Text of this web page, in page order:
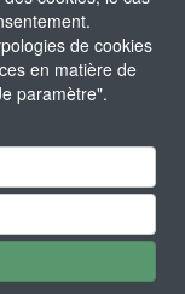
de cookies
en matière de
paramètre".